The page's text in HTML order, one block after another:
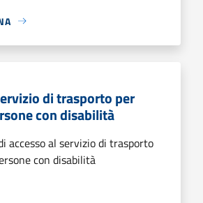
di trasporto per
con disabilità
accesso al servizio di trasporto
con disabilità